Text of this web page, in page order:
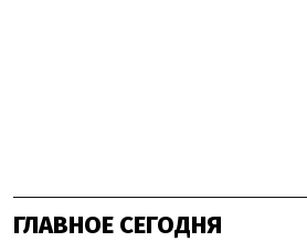
ГЛАВНОЕ СЕГОДНЯ